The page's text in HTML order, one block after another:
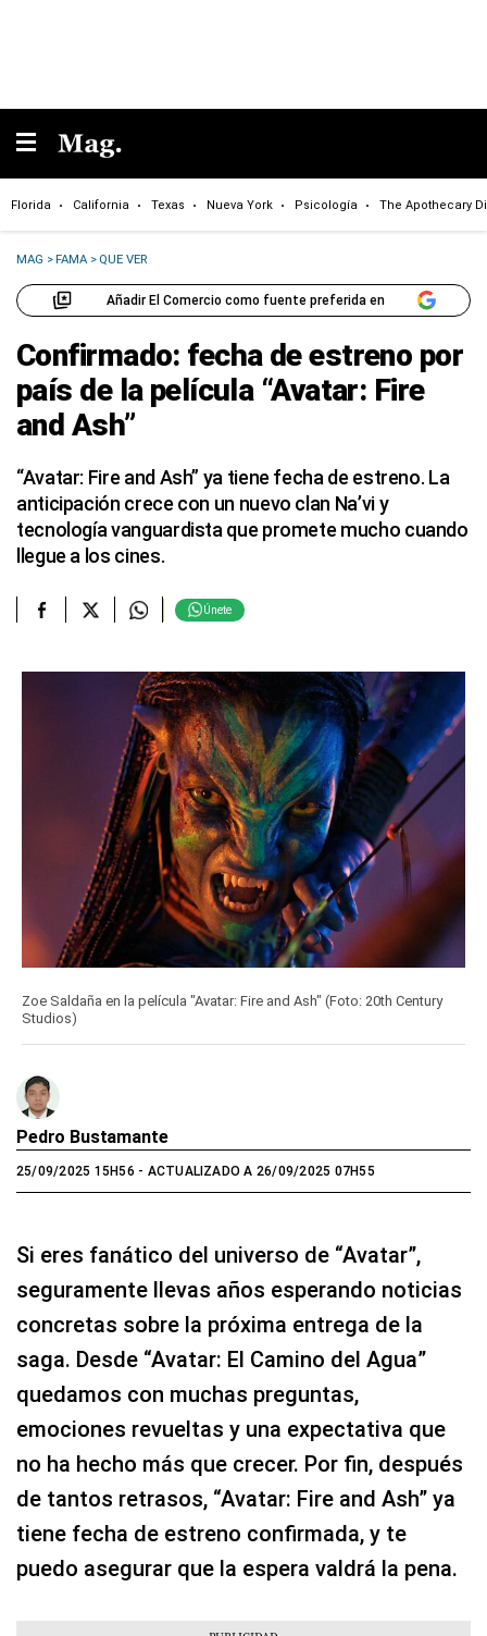
Florida California Texas Nueva York Psicología The Apothecary
MAG >FAMA > QUE VER
Añadir El Comercio como fuente preferida en
Confirmado: fecha de estreno por
país de la película “Avatar: Fire
and Ash”
“Avatar: Fire and Ash” ya tiene fecha de estreno. La
anticipación crece con un nuevo clan Na’vi y
tecnología vanguardista que promete mucho cuando
llegue a los cines.
Únete
Zoe Saldaña en la película "Avatar: Fire and Ash" (Foto: 20th Century
Studios)
Pedro Bustamante
25/09/2025 15H56 - ACTUALIZADO A 26/09/2025 07H55
Si eres fanático del universo de “Avatar”,
seguramente llevas años esperando noticias
concretas sobre la próxima entrega de la
saga. Desde “Avatar: El Camino del Agua”
quedamos con muchas preguntas,
emociones revueltas y una expectativa que
no ha hecho más que crecer. Por fin, después
de tantos retrasos, “Avatar: Fire and Ash” ya
tiene fecha de estreno confirmada, y te
puedo asegurar que la espera valdrá la pena.